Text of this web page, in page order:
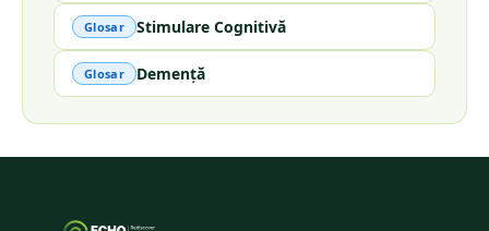
Glosar Stimulare Cognitivă
Glosar Demență